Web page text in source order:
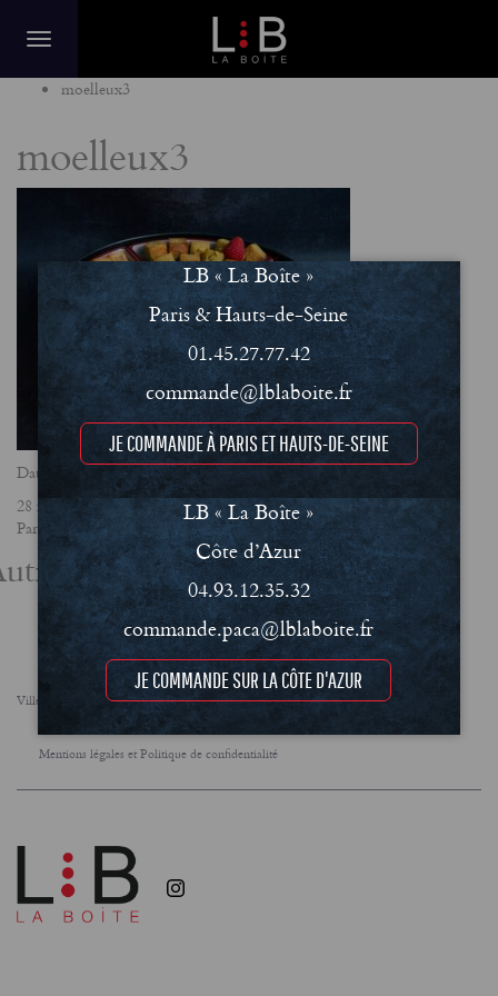
moelleux3
moelleux3
Date
28 février 2025
Partager
actualités
Villes FAQ Le concept
Notre engagement RSE
Conditions Générales de Vente (CGV)
Mentions légales et Politique de confidentialité
LB « La Boîte »
Paris & Hauts-de-Seine
01.45.27.77.42
commande@lblaboite.fr
JE COMMANDE À PARIS ET HAUTS-DE-SEINE
LB « La Boîte »
Côte d’Azur
04.93.12.35.32
commande.paca@lblaboite.fr
JE COMMANDE SUR LA CÔTE D'AZUR